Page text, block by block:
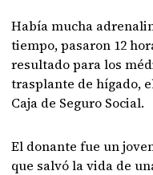
Había mucha
tiempo, pasaron 12
resultado para los
trasplante de hígado,
Caja de Seguro Social.
El donante fue un
que salvó la vida de